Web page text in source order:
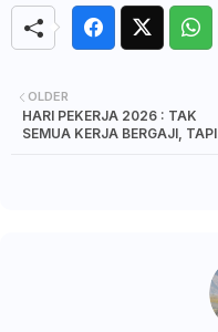
OLDER
HARI PEKERJA 2026 : TAK
SEMUA KERJA BERGAJI, TAPI